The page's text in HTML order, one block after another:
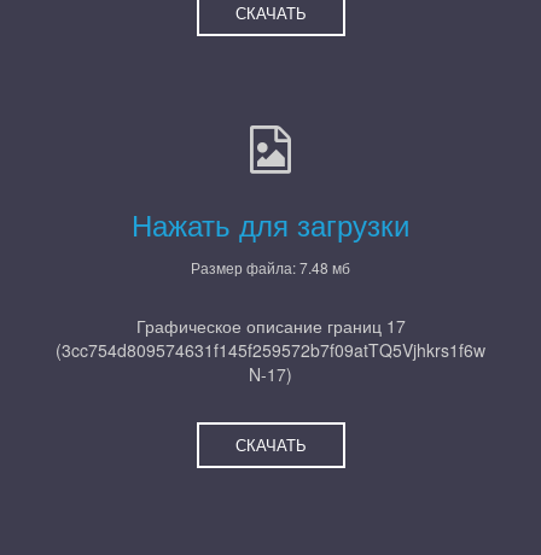
СКАЧАТЬ
Нажать для загрузки
Размер файла: 7.48 мб
Графическое описание границ 17
(3cc754d809574631f145f259572b7f09atTQ5Vjhkrs1f6w
N-17)
СКАЧАТЬ